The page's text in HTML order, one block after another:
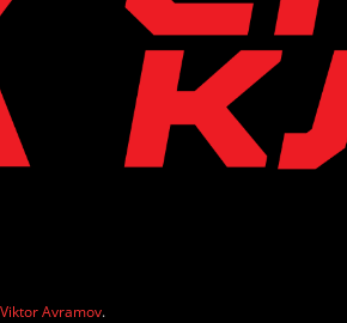
Viktor Avramov.